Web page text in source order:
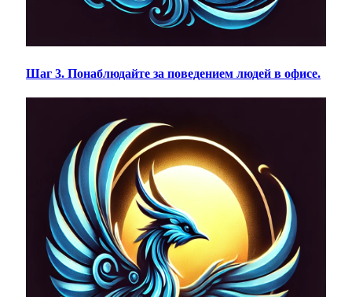
Шаг 3. Понаблюдайте за поведением людей в офисе.